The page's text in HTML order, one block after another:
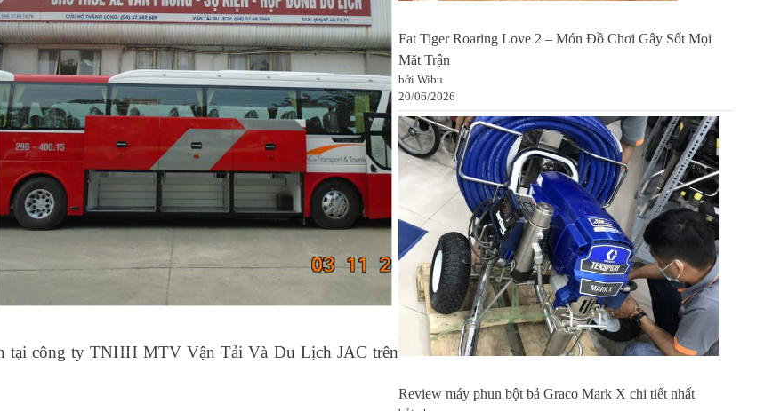
tại công ty TNHH MTV Vận Tải Và Du Lịch JAC trên
Fat Tiger Roaring Love 2 – Món Đồ Chơi Gây Sốt Mọi
Mặt Trận
bởi Wibu
20/06/2026
Review máy phun bột bả Graco Mark X chi tiết nhất